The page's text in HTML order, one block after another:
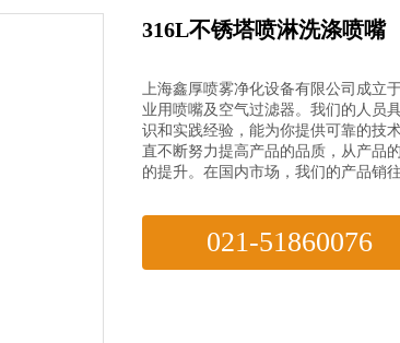
316L不锈塔喷淋洗涤喷嘴
上海鑫厚喷雾净化设备有限公司成立
业用喷嘴及空气过滤器。我们的人员
识和实践经验，能为你提供可靠的技
直不断努力提高产品的品质，从产品
的提升。在国内市场，我们的产品销
021-51860076